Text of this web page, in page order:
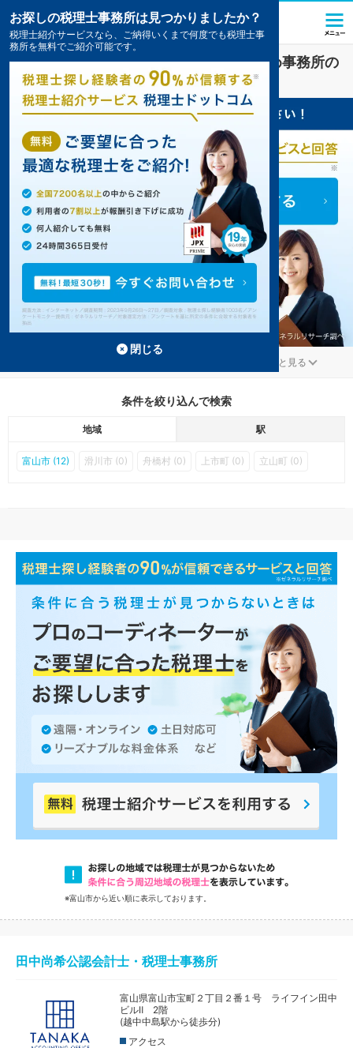
城川原駅(富山県)の顧問税理士のおすすめ事務所の
一覧
もっと見る
条件を絞り込んで検索
地域 駅
富山市 (12) 滑川市 (0) 舟橋村 (0) 上市町 (0) 立山町 (0)
※富山市から近い順に表示しております。
田中尚希公認会計士・税理士事務所
富山県富山市宝町２丁目２番１号 ライフイン田中
ビルⅡ 2階
(越中中島駅から徒歩分)
アクセス
お探しの税理士事務所は見つかりましたか？
税理士紹介サービスなら、ご納得いくまで何度でも税理士事
務所を無料でご紹介可能です。
閉じる